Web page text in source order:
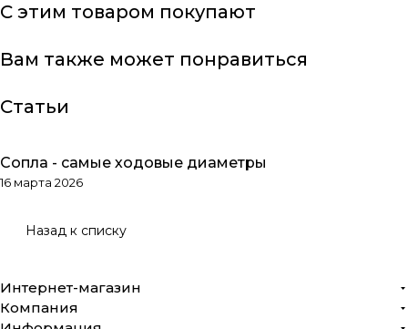
С этим товаром покупают
Вам также может понравиться
Статьи
Обзоры товаров
Сопла - самые ходовые диаметры
16 марта 2026
Назад к списку
Интернет-магазин
Компания